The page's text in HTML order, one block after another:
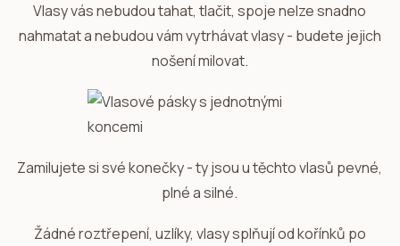
Vlasy vás nebudou tahat, tlačit, spoje nelze snadno
nahmatat a nebudou vám vytrhávat vlasy - budete jejich
nošení milovat.
Zamilujete si své konečky - ty jsou u těchto vlasů pevné,
plné a silné.
Žádné roztřepení, uzlíky, vlasy splňují od kořínků po